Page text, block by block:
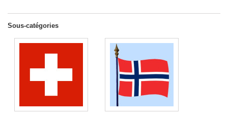
Sous-catégories